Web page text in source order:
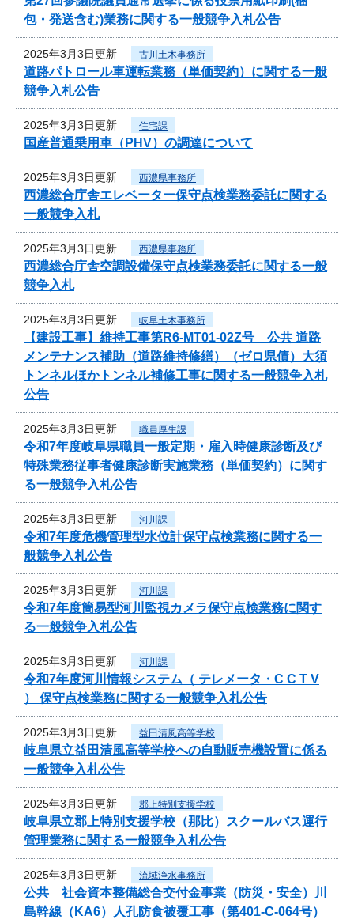
包・発送含む)業務に関する一般競争入札公告
2025年3月3日更新 古川土木事務所
道路パトロール車運転業務（単価契約）に関する一般
競争入札公告
2025年3月3日更新 住宅課
国産普通乗用車（PHV）の調達について
2025年3月3日更新 西濃県事務所
西濃総合庁舎エレベーター保守点検業務委託に関する
一般競争入札
2025年3月3日更新 西濃県事務所
西濃総合庁舎空調設備保守点検業務委託に関する一般
競争入札
2025年3月3日更新 岐阜土木事務所
【建設工事】維持工事第R6-MT01-02Z号 公共 道路
メンテナンス補助（道路維持修繕）（ゼロ県債）大須
トンネルほかトンネル補修工事に関する一般競争入札
公告
2025年3月3日更新 職員厚生課
令和7年度岐阜県職員一般定期・雇入時健康診断及び
特殊業務従事者健康診断実施業務（単価契約）に関す
る一般競争入札公告
2025年3月3日更新 河川課
令和7年度危機管理型水位計保守点検業務に関する一
般競争入札公告
2025年3月3日更新 河川課
令和7年度簡易型河川監視カメラ保守点検業務に関す
る一般競争入札公告
2025年3月3日更新 河川課
令和7年度河川情報システム（ テレメータ・C C T V
） 保守点検業務に関する一般競争入札公告
2025年3月3日更新 益田清風高等学校
岐阜県立益田清風高等学校への自動販売機設置に係る
一般競争入札公告
2025年3月3日更新 郡上特別支援学校
岐阜県立郡上特別支援学校（那比）スクールバス運行
管理業務に関する一般競争入札公告
2025年3月3日更新 流域浄水事務所
公共 社会資本整備総合交付金事業（防災・安全）川
島幹線（KA6）人孔防食被覆工事（第401-C-064号）